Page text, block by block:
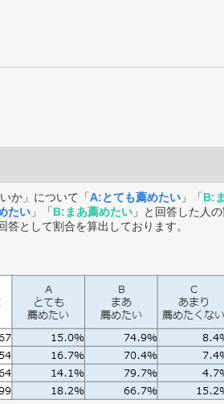
か」について「A:とても薦めたい 」「B:
たい 」「B:まあ薦めたい 」と回答した人
として割合を算出しております。